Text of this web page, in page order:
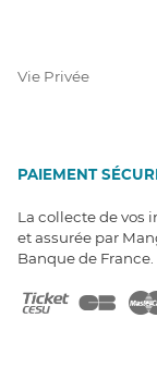
Vie Privée
PAIEMENT
La collecte de vos
et assurée par
Banque de France.